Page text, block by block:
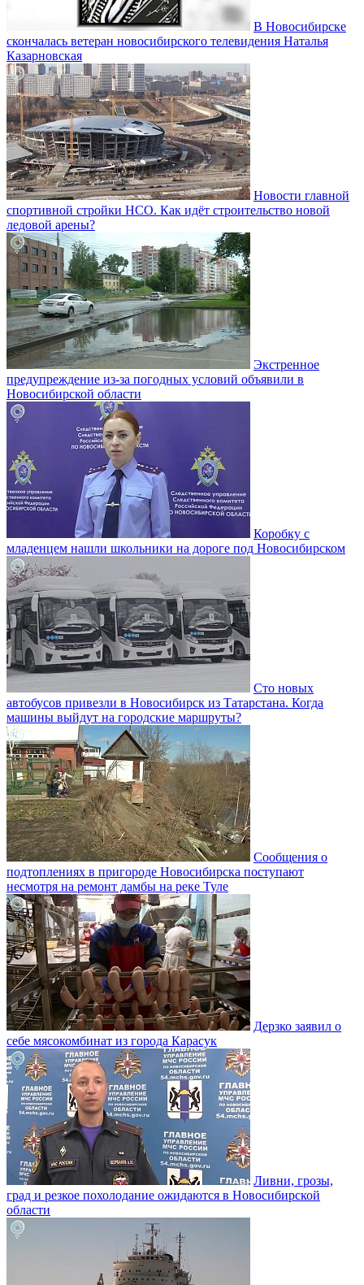
В Новосибирске
скончалась ветеран новосибирского телевидения Наталья
Казарновская
Новости главной
спортивной стройки НСО. Как идёт строительство новой
ледовой арены?
Экстренное
предупреждение из-за погодных условий объявили в
Новосибирской области
Коробку с
младенцем нашли школьники на дороге под Новосибирском
Сто новых
автобусов привезли в Новосибирск из Татарстана. Когда
машины выйдут на городские маршруты?
Сообщения о
подтоплениях в пригороде Новосибирска поступают
несмотря на ремонт дамбы на реке Туле
Дерзко заявил о
себе мясокомбинат из города Карасук
Ливни, грозы,
град и резкое похолодание ожидаются в Новосибирской
области